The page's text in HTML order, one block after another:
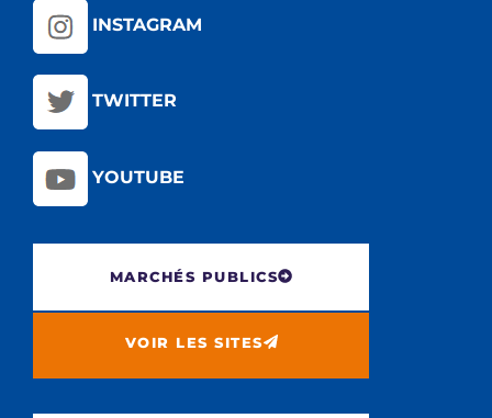
INSTAGRAM
TWITTER
YOUTUBE
MARCHÉS PUBLICS
VOIR LES SITES